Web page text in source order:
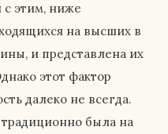
с этим, ниже
на высших в
и представлена их
этот фактор
далеко не всегда.
была на